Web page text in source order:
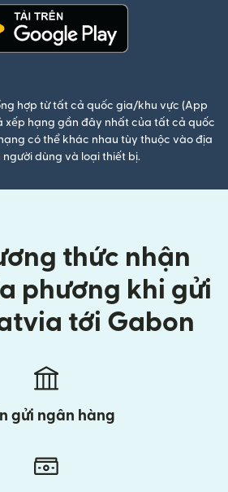
hợp từ tất cả quốc gia/khu vực (App
xếp hạng gần đây nhất của tất cả quốc
có thể khác nhau tùy thuộc vào địa
người dùng và loại thiết bị.
thức nhận
phương khi gửi
tới Gabon
gửi ngân hàng